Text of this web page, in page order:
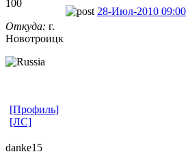
100
Откуда: г.
Новотроицк
28-Июл-2010 09:00
[Профиль]
[ЛС]
danke15